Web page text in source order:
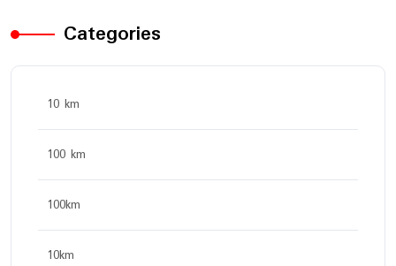
Categories
10 km
100 km
100km
10km